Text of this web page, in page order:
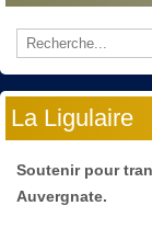
La Ligulaire
Soutenir pour
Auvergnate.